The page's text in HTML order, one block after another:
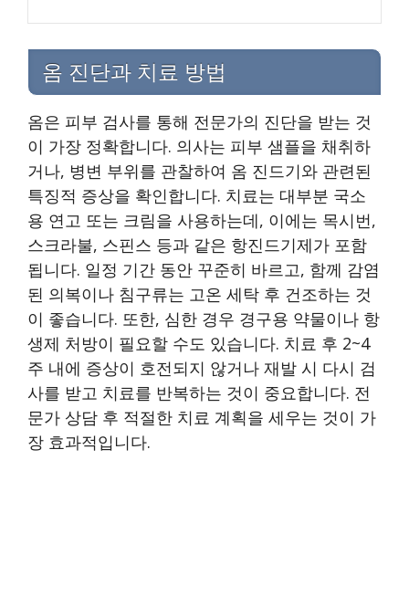
옴 진단과 치료 방법
옴은 피부 검사를 통해 전문가의 진단을 받는 것
이 가장 정확합니다. 의사는 피부 샘플을 채취하
거나, 병변 부위를 관찰하여 옴 진드기와 관련된
특징적 증상을 확인합니다. 치료는 대부분 국소
용 연고 또는 크림을 사용하는데, 이에는 목시번,
스크라불, 스핀스 등과 같은 항진드기제가 포함
됩니다. 일정 기간 동안 꾸준히 바르고, 함께 감염
된 의복이나 침구류는 고온 세탁 후 건조하는 것
이 좋습니다. 또한, 심한 경우 경구용 약물이나 항
생제 처방이 필요할 수도 있습니다. 치료 후 2~4
주 내에 증상이 호전되지 않거나 재발 시 다시 검
사를 받고 치료를 반복하는 것이 중요합니다. 전
문가 상담 후 적절한 치료 계획을 세우는 것이 가
장 효과적입니다.